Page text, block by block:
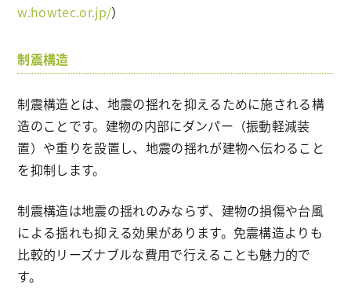
w.howtec.or.jp/）
制震構造
制震構造とは、地震の揺れを抑えるために施される構
造のことです。建物の内部にダンパー（振動軽減装
置）や重りを設置し、地震の揺れが建物へ伝わること
を抑制します。
制震構造は地震の揺れのみならず、建物の損傷や台風
による揺れも抑える効果があります。免震構造よりも
比較的リーズナブルな費用で行えることも魅力的で
す。